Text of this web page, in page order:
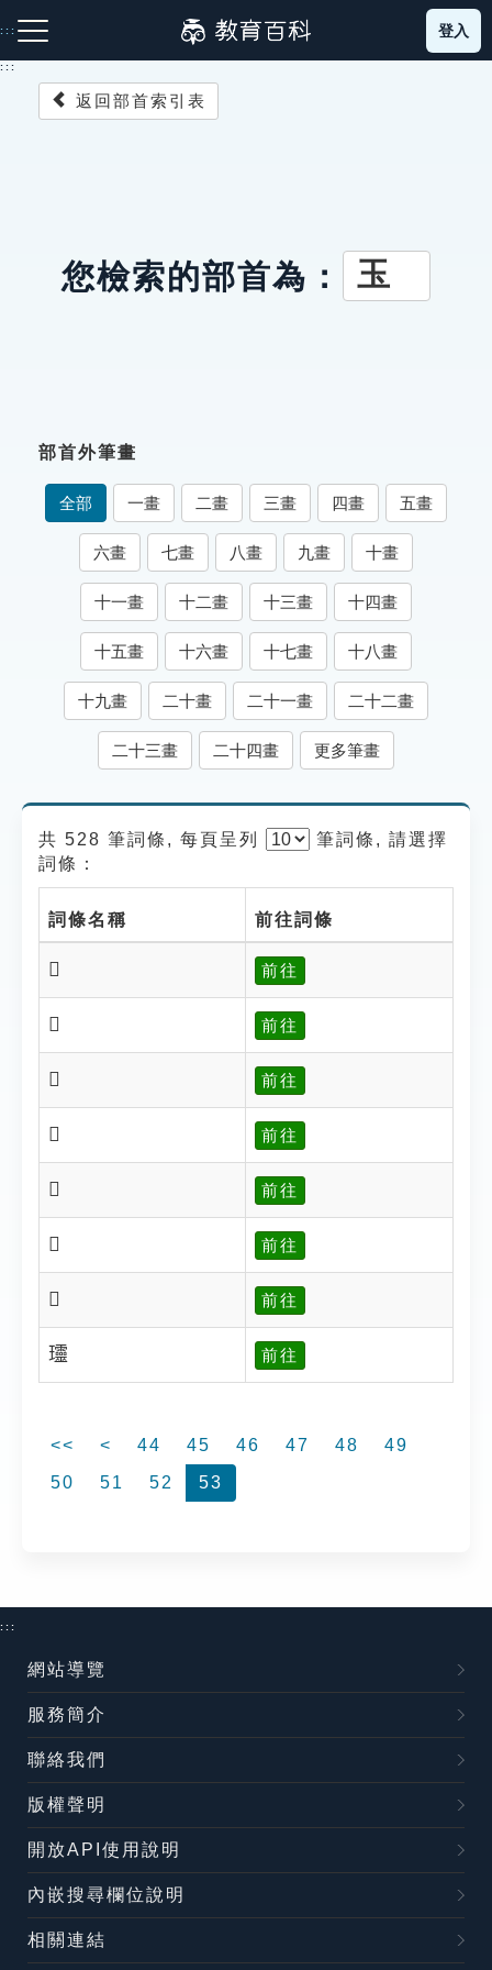
到
主
:::
成語故事
索引選單
知識索引
單字索引
生命大百科索引
遊戲專區
貓頭鷹博士
登入
:::
返回部首索引表
您檢索的部首為： 玉
部首外筆畫
全部 一畫 二畫 三畫 四畫 五畫
六畫 七畫 八畫 九畫 十畫
十一畫 十二畫 十三畫 十四畫
十五畫 十六畫 十七畫 十八畫
十九畫 二十畫 二十一畫 二十二畫
二十三畫 二十四畫 更多筆畫
共 528 筆詞條, 每頁呈列 筆詞條, 請選擇
詞條：
詞條名稱 前往詞條
𤫔 前往
𤫕 前往
𤫘 前往
𤫣 前往
𤫤 前往
𤫥 前往
𤫨 前往
𤫩 前往
<< < 44 45 46 47 48
49
50
51 52 53
:::
網站導覽
服務簡介
聯絡我們
版權聲明
開放API使用說明
內嵌搜尋欄位說明
相關連結